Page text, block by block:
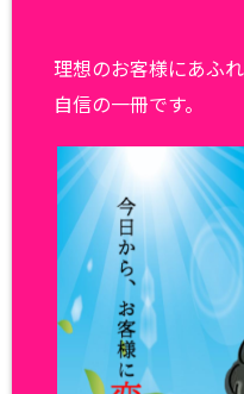
理想のお客様にあふ
自信の一冊です。